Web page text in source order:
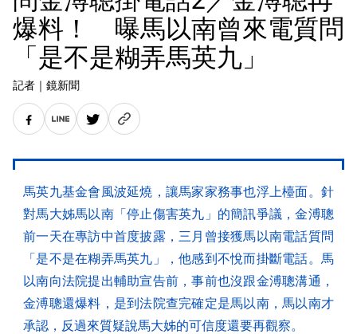
爆料！ 曝馬以南曾來電質問
「是不是糊弄馬英九」
記者 ｜ 鏡新聞
馬英九基金會風波延燒，讓馬家家務事也浮上檯面。針
對馬大姊馬以南「停止傷害英九」的簡訊爭議，金溥聰
前一天在專訪中首度披露，三月曾接獲馬以南電話質問
「是不是在糊弄馬英九」，他感到不悅而掛斷電話。馬
以南向法院提出輔助宣告前，事前也沒跟金溥聰溝通，
金溥聰還爆料，是到法院查完確定是馬以南，馬以南才
承認，反過來質疑說馬大姊的可信度還要再觀察。